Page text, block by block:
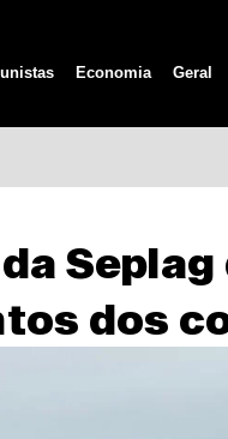
Economia Geral
Seplag
dos